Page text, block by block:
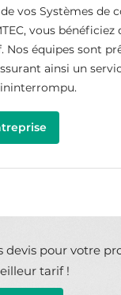
vos Systèmes de
vous bénéficiez
Nos équipes sont
ainsi un
devis pour votre
tarif !